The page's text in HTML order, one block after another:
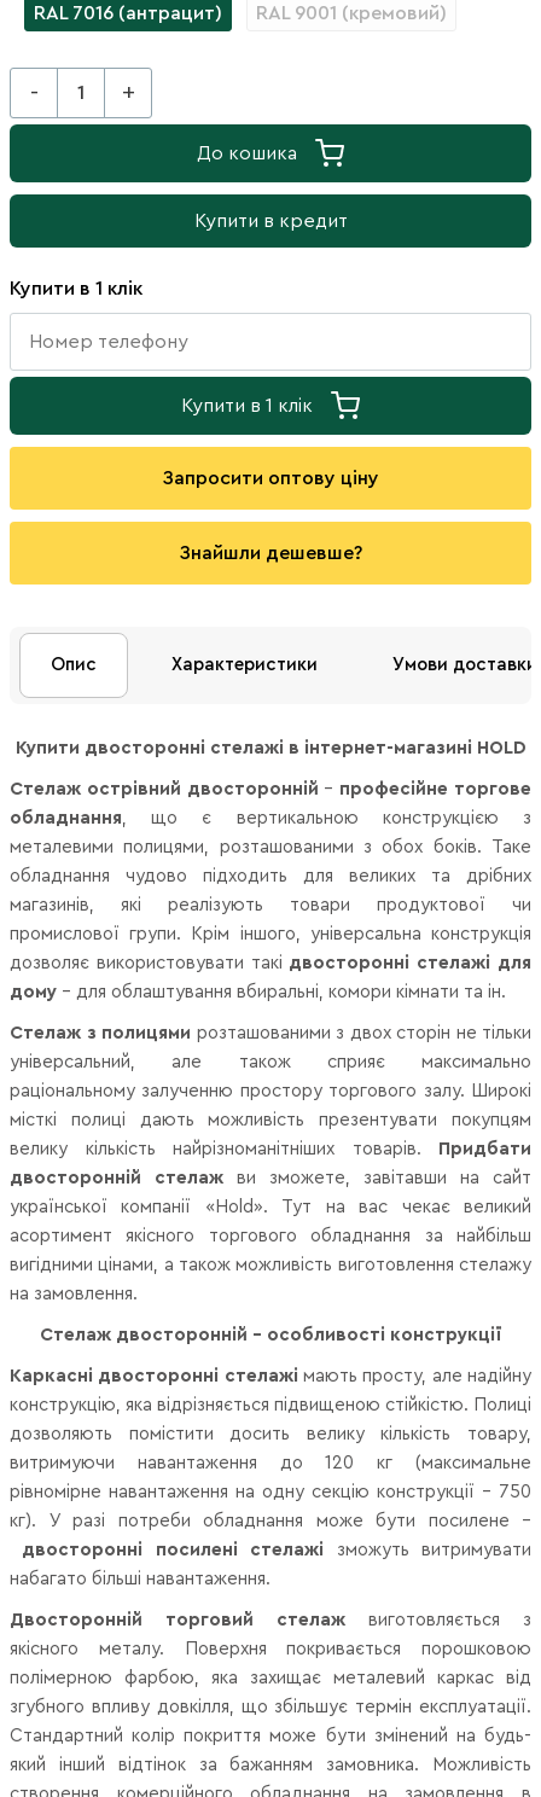
RAL 7016 (антрацит)
RAL 9001 (кремовий)
- +
До кошика
Купити в кредит
Купити в 1 клік
Купити в 1 клік
Запросити оптову ціну
Знайшли дешевше?
Опис Характеристики Умови доставки
Купити двосторонні стелажі в інтернет-магазині HOLD
Стелаж острівний двосторонній – професійне торгове
обладнання , що є вертикальною конструкцією з
металевими полицями, розташованими з обох боків. Таке
обладнання чудово підходить для великих та дрібних
магазинів, які реалізують товари продуктової чи
промислової групи. Крім іншого, універсальна конструкція
дозволяє використовувати такі двосторонні стелажі для
дому – для облаштування вбиральні, комори кімнати та ін.
Стелаж з полицями розташованими з двох сторін не тільки
універсальний, але також сприяє максимально
раціональному залученню простору торгового залу. Широкі
місткі полиці дають можливість презентувати покупцям
велику кількість найрізноманітніших товарів.
Придбати
двосторонній стелаж ви зможете, завітавши на сайт
української компанії «Hold». Тут на вас чекає великий
асортимент якісного торгового обладнання за найбільш
вигідними цінами, а також можливість виготовлення стелажу
на замовлення.
Стелаж двосторонній - особливості конструкції
Каркасні двосторонні стелажі мають просту, але надійну
конструкцію, яка відрізняється підвищеною стійкістю. Полиці
дозволяють помістити досить велику кількість товару,
витримуючи навантаження до 120 кг (максимальне
рівномірне навантаження на одну секцію конструкції – 750
кг). У разі потреби обладнання може бути посилене –
двосторонні посилені стелажі зможуть витримувати
набагато більші навантаження.
Двосторонній торговий стелаж виготовляється з
якісного металу. Поверхня покривається порошковою
полімерною фарбою, яка захищає металевий каркас від
згубного впливу довкілля, що збільшує термін експлуатації.
Стандартний колір покриття може бути змінений на будь-
який інший відтінок за бажанням замовника. Можливість